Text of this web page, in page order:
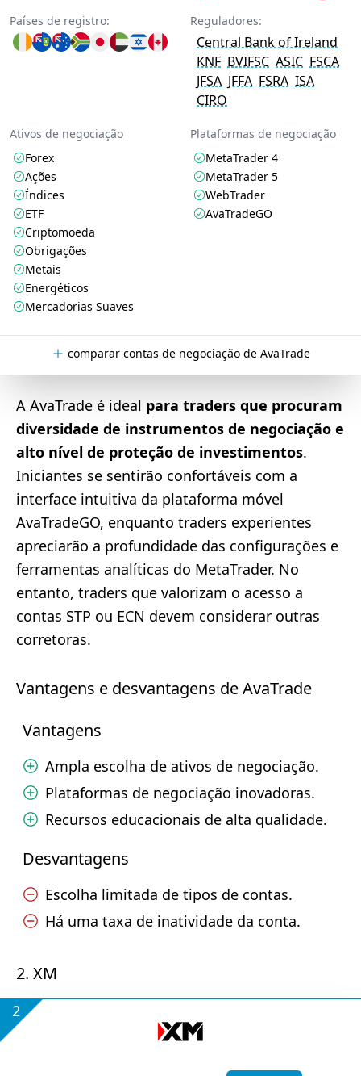
Países de registro:
Reguladores:
Central Bank of Ireland
KNF BVIFSC ASIC FSCA
JFSA JFFA FSRA ISA
CIRO
Ativos de negociação
Forex
Ações
Índices
ETF
Criptomoeda
Obrigações
Metais
Energéticos
Mercadorias Suaves
Plataformas de negociação
MetaTrader 4
MetaTrader 5
WebTrader
AvaTradeGO
comparar contas de negociação de AvaTrade
A AvaTrade é ideal para traders que procuram
diversidade de instrumentos de negociação e
alto nível de proteção de investimentos.
Iniciantes se sentirão confortáveis com a
interface intuitiva da plataforma móvel
AvaTradeGO, enquanto traders experientes
apreciarão a profundidade das configurações e
ferramentas analíticas do MetaTrader. No
entanto, traders que valorizam o acesso a
contas STP ou ECN devem considerar outras
corretoras.
Vantagens e desvantagens de AvaTrade
Vantagens
Ampla escolha de ativos de negociação.
Plataformas de negociação inovadoras.
Recursos educacionais de alta qualidade.
Desvantagens
Escolha limitada de tipos de contas.
Há uma taxa de inatividade da conta.
2. XM
2